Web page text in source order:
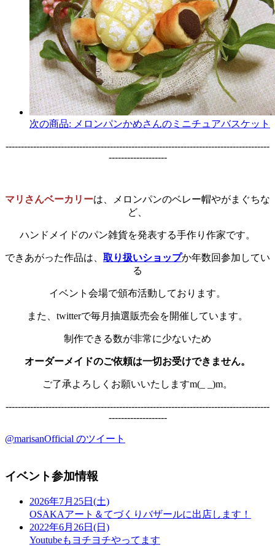
次の商品: メロンパンかめさんのミニチュアバスケット
--------------------------------------------------------------------------------------
-------------------
マリさんベーカリーは、メロンパンのベレー帽やがまぐちな
ど、
ハンドメイドのパン雑貨を発表する手作り作家です。
できあがった作品は、 取り扱いショップか年数回参加してい
る
イベント会場で頒布活動しております。
また、twitterで毎月抽選販売会を開催しています。
制作できる数が非常に少ないため
オーダーメイドのご依頼は一切お受けできません。
ご了承よろしくお願いいたしますm(_ _)m。
--------------------------------------------------------------------------------------
-------------------
@marisanOfficial のツイート
イベント参加情報
2026年7月25日(土)
OSAKAアート＆てづくりバザールに出店します！
2022年6月26日(日)
Youtubeもヨチヨチやってます